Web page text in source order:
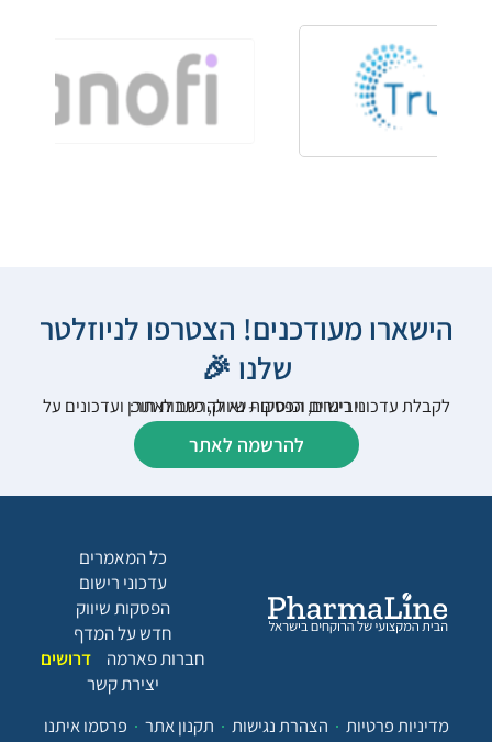
הישארו מעודכנים! הצטרפו לניוזלטר
שלנו 🎉
לקבלת עדכוני רישום, הפסקות שיווק, כתבות תוכן ועדכונים על וובינרים וכנסים – נא להרשם לאתר:
להרשמה לאתר
כל המאמרים
עדכוני רישום
הפסקות שיווק
חדש על המדף
חברות פארמה
דרושים
יצירת קשר
מדיניות פרטיות
הצהרת נגישות תקנון אתר פרסמו איתנו